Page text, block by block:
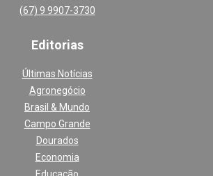
(67) 9 9907-3730
Editorias
Últimas Notícias
Agronegócio
Brasil & Mundo
Campo Grande
Dourados
Economia